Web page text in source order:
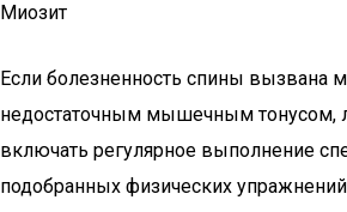
Миозит
Если болезненность спины вызвана
недостаточным мышечным тонусом,
включать регулярное выполнение
подобранных физических